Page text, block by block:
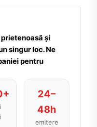
și
singur loc. Ne
pentru
24–
48h
emitere